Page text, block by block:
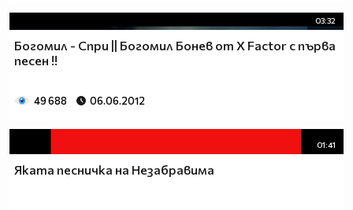
03:32
Богомил - Спри || Богомил Бонев от X Factor с първа
песен !!
49 688 06.06.2012
01:41
Яката песничка на Незабравима